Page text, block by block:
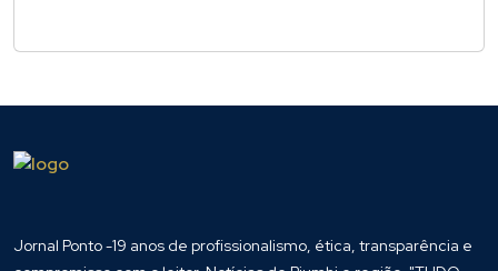
Jornal Ponto -19 anos de profissionalismo, ética, transparência e